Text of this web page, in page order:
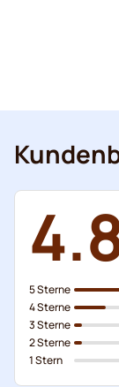
5 Sterne
4 Sterne
3 Sterne
2 Sterne
1 Stern